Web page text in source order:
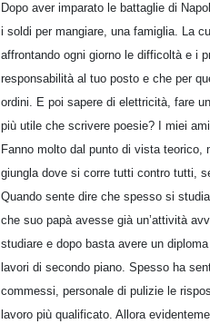
Dopo aver imparato le battaglie di
i soldi per mangiare, una famiglia. La
affrontando ogni giorno le difficoltà e i
responsabilità al tuo posto e che per
ordini. E poi sapere di elettricità, fare
più utile che scrivere poesie? I miei
Fanno molto dal punto di vista
giungla dove si corre tutti contro tutti,
Quando sente dire che spesso si
che suo papà avesse già un’attività
studiare e dopo basta avere un
lavori di secondo piano. Spesso ha
commessi, personale di pulizie le
lavoro più qualificato. Allora